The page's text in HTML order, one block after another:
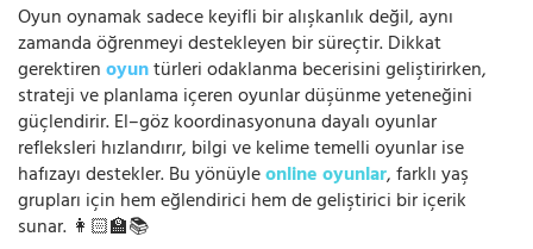
Oyun oynamak sadece keyifli bir alışkanlık değil, aynı
zamanda öğrenmeyi destekleyen bir süreçtir. Dikkat
gerektirenoyuntürleri odaklanma becerisini geliştirirken,
strateji ve planlama içeren oyunlar düşünme yeteneğini
güçlendirir. El–göz koordinasyonuna dayalı oyunlar
refleksleri hızlandırır, bilgi ve kelime temelli oyunlar ise
hafızayı destekler. Bu yönüyleonline oyunlar, farklı yaş
grupları için hem eğlendirici hem de geliştirici bir içerik
sunar. 👩🏻‍🏫📚